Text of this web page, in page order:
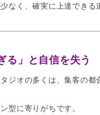
なく、確実に上達できる
る」と自信を失う
ジオの多くは、集客の都
型に寄りがちです。